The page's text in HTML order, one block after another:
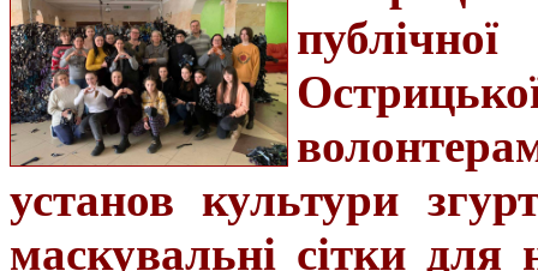
установ культури
маскувальні сітки для